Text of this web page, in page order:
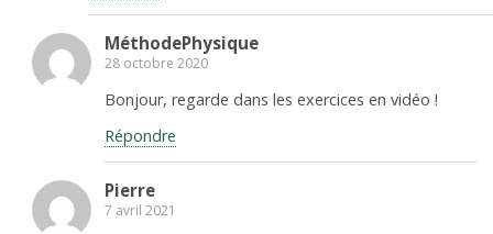
MéthodePhysique
28 octobre 2020
Bonjour, regarde dans les exercices en vidéo !
Répondre
Pierre
7 avril 2021